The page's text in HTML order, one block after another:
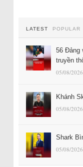
LATEST POPULAR
56 Đảng
truyền
05/08/2026
Khánh
05/08/2026
Shark
05/08/2026